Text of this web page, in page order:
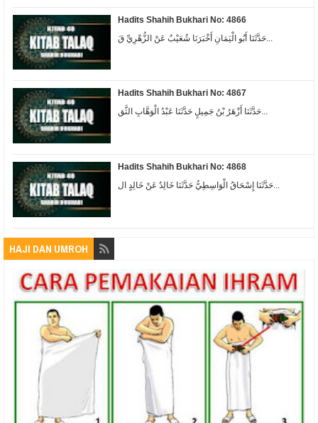
Hadits Shahih Bukhari No: 4866
Hadits Shahih Bukhari No: 4867
حَدَّثَنَا أَزْهَرُ بْنُ جَمِيلٍ حَدَّثَنَا عَبْدُ الْوَهَّابِ الثَّق...
Hadits Shahih Bukhari No: 4868
حَدَّثَنَا إِسْحَاقُ الْوَاسِطِيُّ حَدَّثَنَا خَالِدٌ عَنْ خَالِدٍ ال...
HAJI DAN UMROH